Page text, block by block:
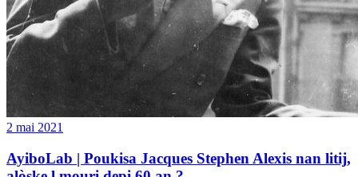
2 mai 2021
AyiboLab | Poukisa Jacques Stephen Alexis nan litij,